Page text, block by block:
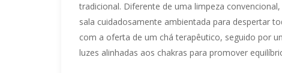
tradicional. Diferente de uma limpeza
sala cuidadosamente ambientada para despertar
com a oferta de um chá terapêutico, seguido por
luzes alinhadas aos chakras para promover